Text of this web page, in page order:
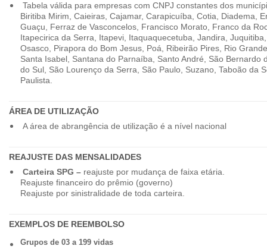
Tabela válida para empresas com CNPJ constantes dos
Biritiba Mirim, Caieiras, Cajamar, Carapicuíba, Cotia, Diadema,
Guaçu, Ferraz de Vasconcelos, Francisco Morato, Franco da
Itapecirica da Serra, Itapevi, Itaquaquecetuba, Jandira,
Osasco, Pirapora do Bom Jesus, Poá, Ribeirão Pires, Rio
Santa Isabel, Santana do Parnaíba, Santo André, São Bernardo
do Sul, São Lourenço da Serra, São Paulo, Suzano, Taboão da
Paulista.
ÁREA DE UTILIZAÇÃO
A área de abrangência de utilização é a nível nacional
REAJUSTE DAS MENSALIDADES
Carteira SPG –reajuste por mudança de faixa etária.
Reajuste financeiro do prêmio (governo)
Reajuste por sinistralidade de toda carteira.
EXEMPLOS DE REEMBOLSO
Grupos de 03 a 199 vidas